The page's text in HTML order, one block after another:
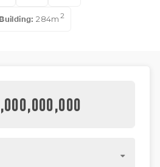
Building: 284m 2
8,000,000,000